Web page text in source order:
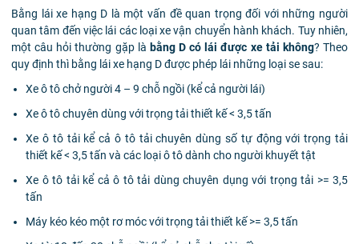
Bằng lái xe hạng D là một vấn đề quan trọng đối với những người
quan tâm đến việc lái các loại xe vận chuyển hành khách. Tuy nhiên,
một câu hỏi thường gặp là bằng D có lái được xe tải không? Theo
quy định thì bằng lái xe hạng D được phép lái những loại se sau:
Xe ô tô chở người 4 – 9 chỗ ngồi (kể cả người lái)
Xe ô tô chuyên dùng với trọng tải thiết kế < 3,5 tấn
Xe ô tô tải kể cả ô tô tải chuyên dùng số tự động với trọng tải
thiết kế < 3,5 tấn và các loại ô tô dành cho người khuyết tật
Xe ô tô tải kể cả ô tô tải dùng chuyên dụng với trọng tải >= 3,5
tấn
Máy kéo kéo một rơ móc với trọng tải thiết kế >= 3,5 tấn